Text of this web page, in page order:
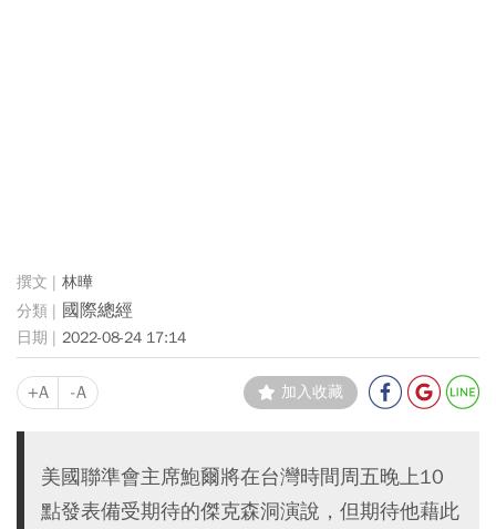
林曄
國際總經
2022-08-24 17:14
+A -A 加入收藏
美國聯準會主席鮑爾將在台灣時間周五晚上10
點發表備受期待的傑克森洞演說，但期待他藉此